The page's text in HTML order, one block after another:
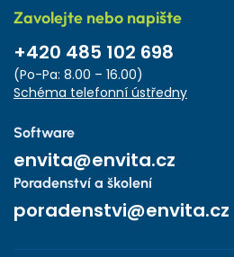
Zavolejte nebo napište
+420 485 102 698
(Po-Pa: 8.00 – 16.00)
Schéma telefonní ústředny
Software
envita@envita.cz
Poradenství a školení
poradenstvi@envita.cz